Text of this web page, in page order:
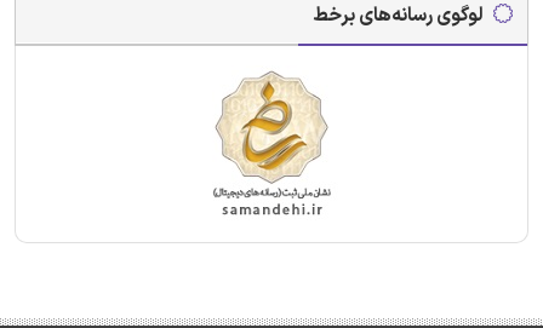
لوگوی رسانه‌های برخط